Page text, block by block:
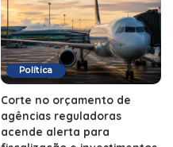
Política
Corte no orçamento de
agências reguladoras
acende alerta para